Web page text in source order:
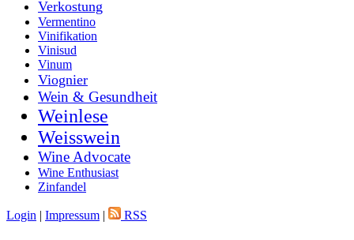
Verkostung
Vermentino
Vinifikation
Vinisud
Vinum
Viognier
Wein & Gesundheit
Weinlese
Weisswein
Wine Advocate
Wine Enthusiast
Zinfandel
Login | Impressum | RSS